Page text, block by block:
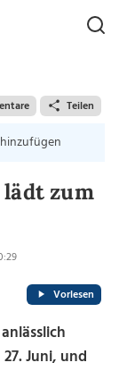
Teilen
zum
Vorlesen
Juni, und